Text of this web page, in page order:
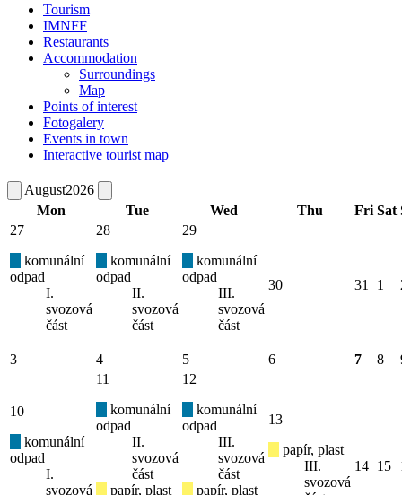
Tourism
IMNFF
Restaurants
Accommodation
Surroundings
Map
Points of interest
Fotogalery
Events in town
Interactive tourist map
August2026
Mon
Tue Wed Thu Fri Sat
27
komunální
odpad
I.
svozová
část
28
komunální
odpad
II.
svozová
část
29
komunální
odpad
III.
svozová
část
30 31 1
3 4 5 6 7 8
10
komunální
odpad
I.
svozová
11
komunální
odpad
II.
svozová
část
papír, plast
12
komunální
odpad
III.
svozová
část
papír, plast
13
papír, plast
III.
svozová
14 15